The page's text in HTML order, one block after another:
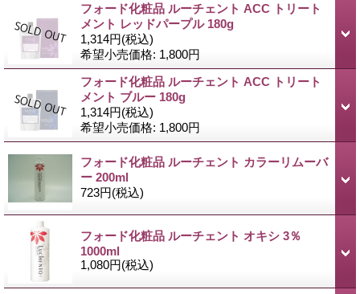
フォード化粧品 ルーチェント ACC トリート
メント レッドパープル 180g
1,314円(税込)
希望小売価格: 1,800円
フォード化粧品 ルーチェント ACC トリート
メント ブルー 180g
1,314円(税込)
希望小売価格: 1,800円
フォード化粧品 ルーチェント カラーリムーバ
ー 200ml
723円(税込)
フォード化粧品 ルーチェント オキシ 3％
1000ml
1,080円(税込)